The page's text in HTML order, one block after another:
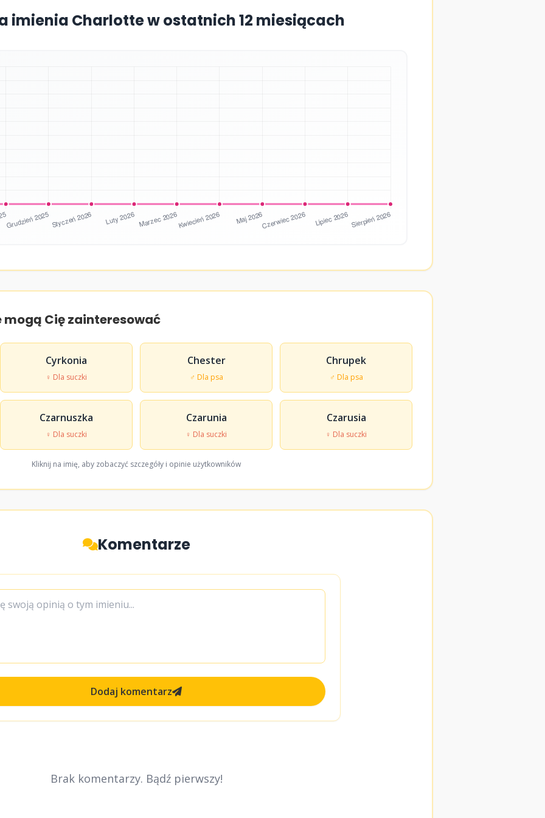
imienia Charlotte w ostatnich 12 miesiącach
Cię zainteresować
Cyrkonia
♀ Dla suczki
Chester
♂ Dla psa
Chrupek
♂ Dla psa
Czarnuszka
♀ Dla suczki
Czarunia
♀ Dla suczki
Czarusia
♀ Dla suczki
Kliknij na imię, aby zobaczyć szczegóły i opinie użytkowników
Komentarze
Dodaj komentarz
Brak komentarzy. Bądź pierwszy!